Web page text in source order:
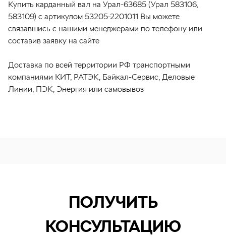
Купить карданный вал на Урал-63685 (Урал 583106,
583109) с артикулом 53205-2201011 Вы можете
связавшись с нашими менеджерами по телефону или
составив заявку на сайте
Доставка по всей территории РФ транспортными
компаниями КИТ, РАТЭК, Байкал-Сервис, Деловые
Линии, ПЭК, Энергия или самовывоз
ПОЛУЧИТЬ
КОНСУЛЬТАЦИЮ